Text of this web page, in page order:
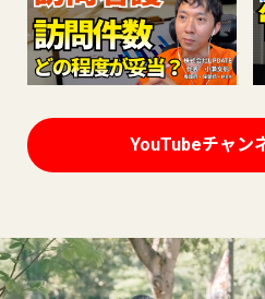
YouTubeチャン